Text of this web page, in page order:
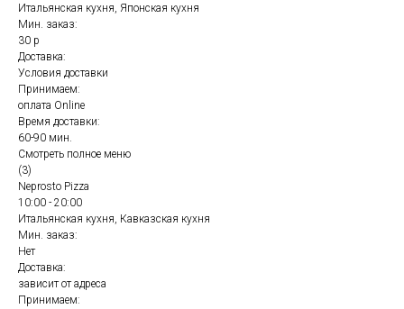
Итальянская кухня, Японская кухня
Мин. заказ:
30 р
Доставка:
Условия доставки
Принимаем:
оплата Online
Время доставки:
60-90 мин.
Смотреть полное меню
(3)
Neprosto Pizza
10:00 - 20:00
Итальянская кухня, Кавказская кухня
Мин. заказ:
Нет
Доставка:
зависит от адреса
Принимаем: